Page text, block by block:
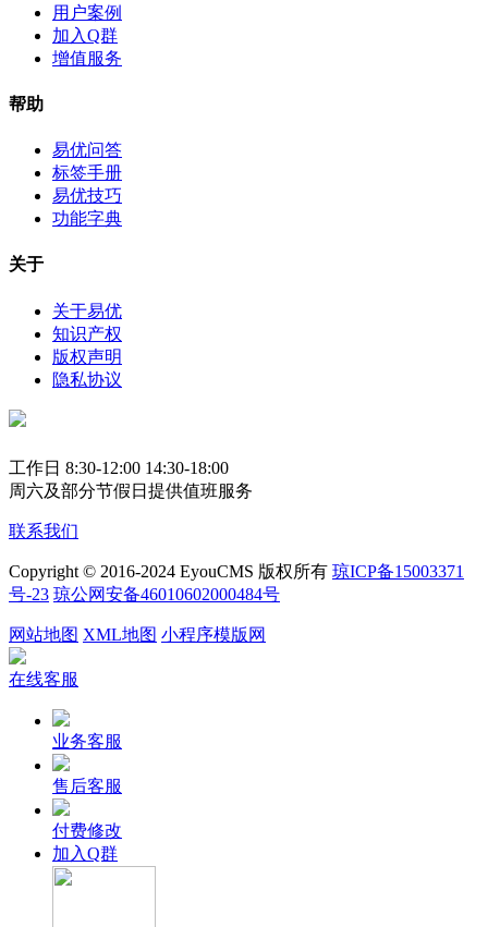
用户案例
加入Q群
增值服务
帮助
易优问答
标签手册
易优技巧
功能字典
关于
关于易优
知识产权
版权声明
隐私协议
工作日 8:30-12:00 14:30-18:00
周六及部分节假日提供值班服务
联系我们
Copyright © 2016-2024 EyouCMS 版权所有 琼ICP备15003371
号-23 琼公网安备46010602000484号
网站地图 XML地图 小程序模版网
在线客服
业务客服
售后客服
付费修改
加入Q群